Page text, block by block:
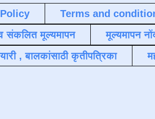
Terms and
संकलित मूल्यमापन
मूल्यमापन
, बालकांसाठी कृतीपत्रिका